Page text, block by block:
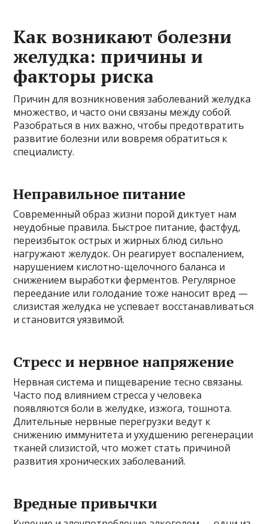
Как возникают болезни
желудка: причины и
факторы риска
Причин для возникновения заболеваний желудка
множество, и часто они связаны между собой.
Разобраться в них важно, чтобы предотвратить
развитие болезни или вовремя обратиться к
специалисту.
Неправильное питание
Современный образ жизни порой диктует нам
неудобные правила. Быстрое питание, фастфуд,
переизбыток острых и жирных блюд сильно
нагружают желудок. Он реагирует воспалением,
нарушением кислотно-щелочного баланса и
снижением выработки ферментов. Регулярное
переедание или голодание тоже наносит вред —
слизистая желудка не успевает восстанавливаться
и становится уязвимой.
Стресс и нервное напряжение
Нервная система и пищеварение тесно связаны.
Часто под влиянием стресса у человека
появляются боли в желудке, изжога, тошнота.
Длительные нервные перегрузки ведут к
снижению иммунитета и ухудшению регенерации
тканей слизистой, что может стать причиной
развития хронических заболеваний.
Вредные привычки